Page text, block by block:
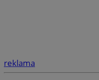
reklama